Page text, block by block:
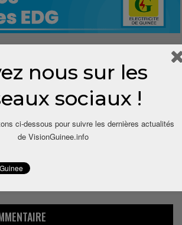
nous sur les
sociaux !
ci-dessous pour suivre les dernières actualités
de VisionGuinee.info